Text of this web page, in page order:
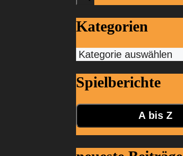
Kategorien
Kategorien
Spielberichte
A bis Z